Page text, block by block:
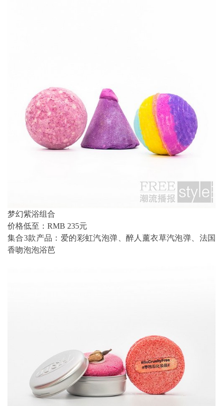
梦幻紫浴组合
价格低至：RMB 235元
集合3款产品：爱的彩虹汽泡弹、醉人薰衣草汽泡弹、法国
香吻泡泡浴芭